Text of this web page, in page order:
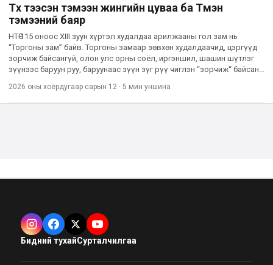
Түүх тээсэн тэмээн жингийн цуваа ба Түмэн
тэмээний баяр
НТӨ 115 оноос XIII зуун хүртэл худалдаа арилжааны гол зам нь
“Торгоны зам” байв. Торгоны замаар зөвхөн худалдаачид, цэргүүд
зорчиж байсангүй, олон улс орны соёл, иргэншил, шашин шүтлэг
зүүнээс баруун руу, баруунаас зүүн зүг рүү чиглэн “зорчиж“ байсан
2026 оны хоёрдугаар сарын 12 · 5 мин уншина
Бидний тухайСурталчилгаа